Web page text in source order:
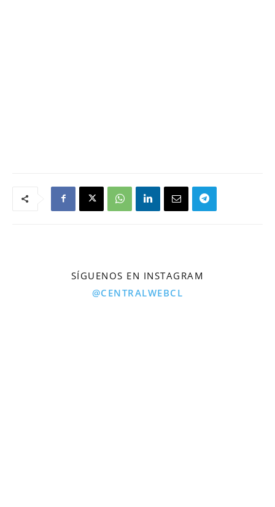
SÍGUENOS EN INSTAGRAM
@CENTRALWEBCL